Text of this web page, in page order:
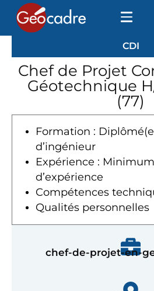
CDI
Chef de Projet
Géotechnique
(77)
Formation :
d’ingénieur
Expérience :
d’expérience
Compétences
Qualités personnelles
chef-de-projet-en-